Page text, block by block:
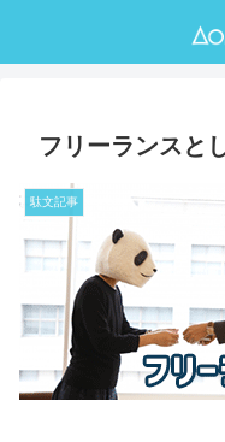
フリーランスと
駄文記事